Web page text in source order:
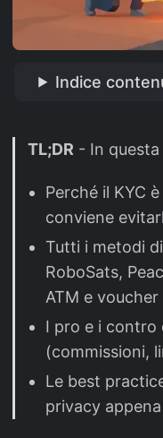
Indice
TL;DR - In
Perché il KYC
conviene
Tutti i metodi
RoboSats,
ATM e voucher
I pro e i contro
(commissioni,
Le best
privacy